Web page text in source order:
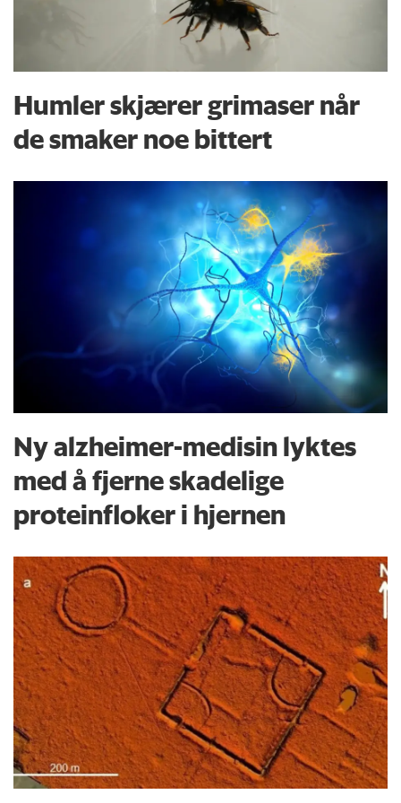
Humler skjærer grimaser når
de smaker noe bittert
Ny alzheimer-medisin lyktes
med å fjerne skadelige
proteinfloker i hjernen